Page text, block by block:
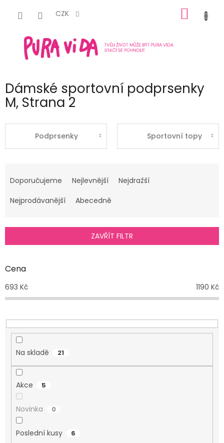
CZK
KOŠÍK
Dámské sportovní podprsenky
M, Strana 2
Podprsenky Sportovní topy
a
e
í
r
d
k
t
Doporučujeme Nejlevnější
Nejdražší
Nejprodávanější
Abecedně
ZAVŘÍT FILTR
Cena
693 Kč 1190 Kč
Na skladě 21
Akce 5
Novinka 0
Poslední kusy 6